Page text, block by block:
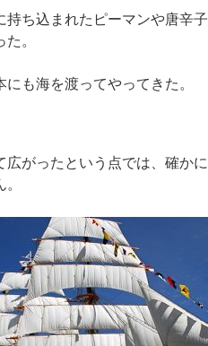
持ち込まれたピーマンや唐辛
。
にも海を渡ってやってきた。
広がったという点では、確か